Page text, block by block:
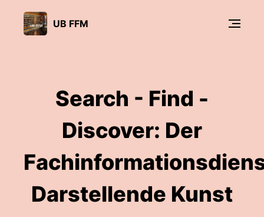
UB FFM
Search - Find -
Discover: Der
Darstellende Kunst